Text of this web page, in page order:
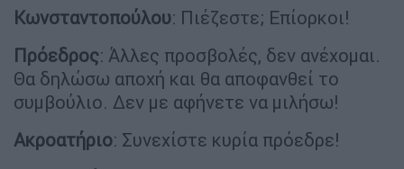
Κωνσταντοπούλου: Πιέζεστε; Επίορκοι!
Πρόεδρος: Άλλες προσβολές, δεν ανέχομαι.
Θα δηλώσω αποχή και θα αποφανθεί το
συμβούλιο. Δεν με αφήνετε να μιλήσω!
Ακροατήριο: Συνεχίστε κυρία πρόεδρε!